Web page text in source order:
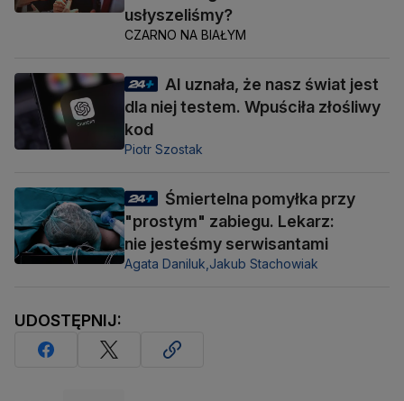
usłyszeliśmy?
CZARNO NA BIAŁYM
AI uznała, że nasz świat jest
dla niej testem. Wpuściła złośliwy
kod
Piotr Szostak
Śmiertelna pomyłka przy
"prostym" zabiegu. Lekarz:
nie jesteśmy serwisantami
Agata Daniluk, Jakub Stachowiak
UDOSTĘPNIJ: